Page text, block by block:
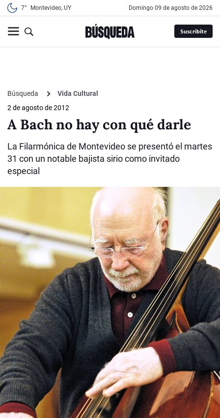
7° Montevideo, UY domingo 09 de agosto de 2026
Suscribite
Búsqueda
Vida Cultural
2 de agosto de 2012
A Bach no hay con qué darle
La Filarmónica de Montevideo se presentó el martes
31 con un notable bajista sirio como invitado
especial